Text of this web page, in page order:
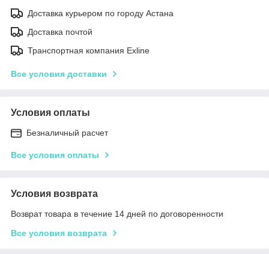
Доставка курьером по городу Астана
Доставка почтой
Транспортная компания Exline
Все условия доставки
Условия оплаты
Безналичный расчет
Все условия оплаты
Условия возврата
Возврат товара в течение 14 дней по договоренности
Все условия возврата